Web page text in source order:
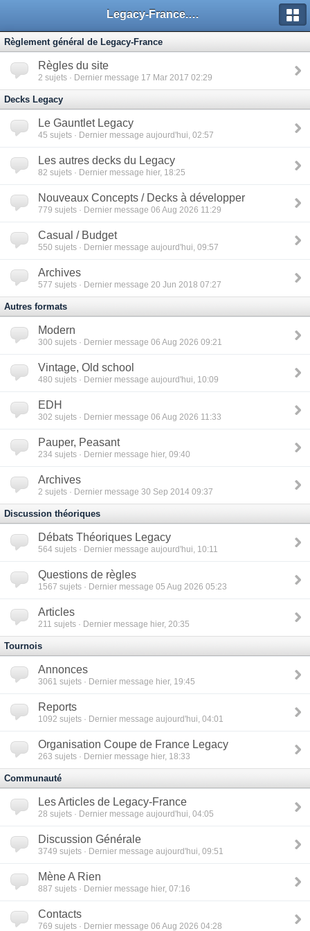
Legacy-France.org - Forum
Règlement général de Legacy-France
Règles du site
2 sujets · Dernier message 17 Mar 2017 02:29
Decks Legacy
Le Gauntlet Legacy
45 sujets · Dernier message aujourd'hui, 02:57
Les autres decks du Legacy
82 sujets · Dernier message hier, 18:25
Nouveaux Concepts / Decks à développer
779 sujets · Dernier message 06 Aug 2026 11:29
Casual / Budget
550 sujets · Dernier message aujourd'hui, 09:57
Archives
577 sujets · Dernier message 20 Jun 2018 07:27
Autres formats
Modern
300 sujets · Dernier message 06 Aug 2026 09:21
Vintage, Old school
480 sujets · Dernier message aujourd'hui, 10:09
EDH
302 sujets · Dernier message 06 Aug 2026 11:33
Pauper, Peasant
234 sujets · Dernier message hier, 09:40
Archives
2 sujets · Dernier message 30 Sep 2014 09:37
Discussion théoriques
Débats Théoriques Legacy
564 sujets · Dernier message aujourd'hui, 10:11
Questions de règles
1567 sujets · Dernier message 05 Aug 2026 05:23
Articles
211 sujets · Dernier message hier, 20:35
Tournois
Annonces
3061 sujets · Dernier message hier, 19:45
Reports
1092 sujets · Dernier message aujourd'hui, 04:01
Organisation Coupe de France Legacy
263 sujets · Dernier message hier, 18:33
Communauté
Les Articles de Legacy-France
28 sujets · Dernier message aujourd'hui, 04:05
Discussion Générale
3749 sujets · Dernier message aujourd'hui, 09:51
Mène A Rien
887 sujets · Dernier message hier, 07:16
Contacts
769 sujets · Dernier message 06 Aug 2026 04:28